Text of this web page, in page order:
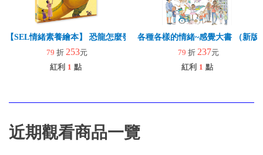
【SEL情緒素養繪本】 恐龍怎麼發脾氣？(二版)
79 折 253元
紅利 1 點
各種各樣的情緒~感覺大書 （新版
79 折 237元
紅利 1 點
近期觀看商品一覽